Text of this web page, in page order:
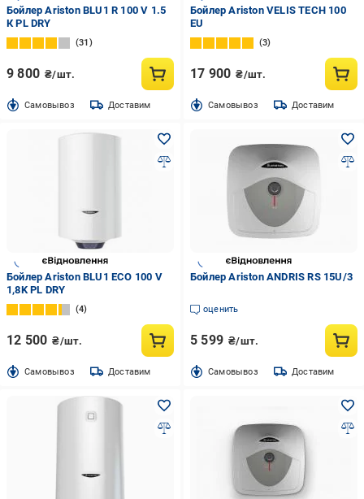
Бойлер Ariston BLU1 R 100 V 1.5
К PL DRY
31
9 800 ₴/шт.
Cамовывоз Доставим
Бойлер Ariston VELIS TECH 100
EU
3
17 900 ₴/шт.
Cамовывоз Доставим
Бойлер Ariston BLU1 ECO 100 V
1,8K PL DRY
4
12 500 ₴/шт.
Cамовывоз Доставим
Бойлер Ariston ANDRIS RS 15U/3
оценить
5 599 ₴/шт.
Cамовывоз Доставим